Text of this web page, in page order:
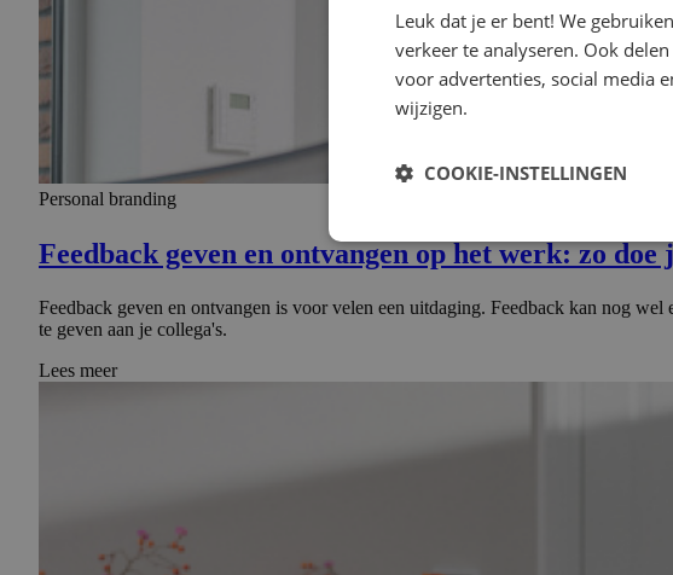
Personal branding
Feedback geven en ontvangen op het werk: zo doe
Feedback geven en ontvangen is voor velen een uitdaging. Feedback kan nog
te geven aan je collega's.
Lees meer
Leuk dat je er bent! We
verkeer te analyseren. Ook
voor advertenties, social media
wijzigen.
COOKIE-INSTELLINGEN